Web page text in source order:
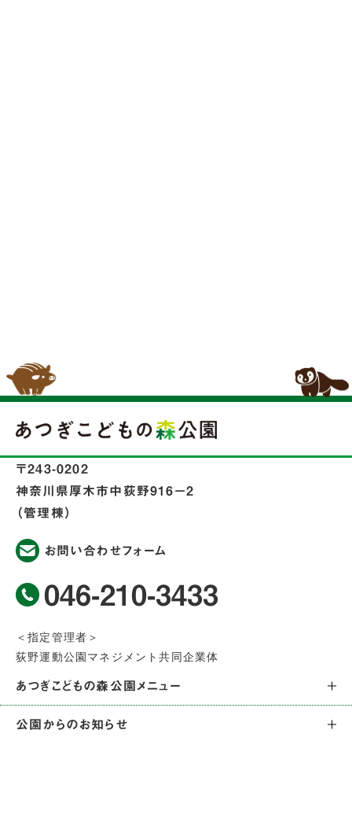
〒243-0202
神奈川県厚木市中荻野916−2
（管理棟）
お問い合わせフォーム
046-210-3433
＜指定管理者＞
荻野運動公園マネジメント共同企業体
あつぎこどもの森公園メニュー
公園からのお知らせ